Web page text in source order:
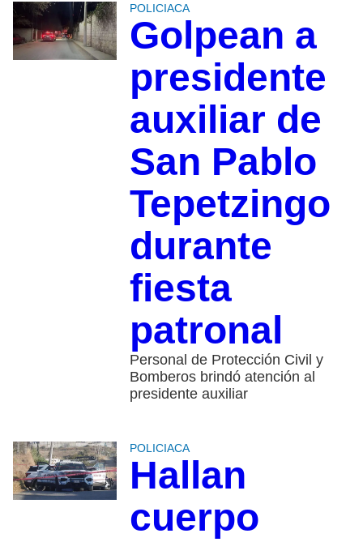
POLICIACA
Golpean a
presidente
auxiliar de
San Pablo
Tepetzingo
durante
fiesta
patronal
Personal de Protección Civil y
Bomberos brindó atención al
presidente auxiliar
POLICIACA
Hallan
cuerpo